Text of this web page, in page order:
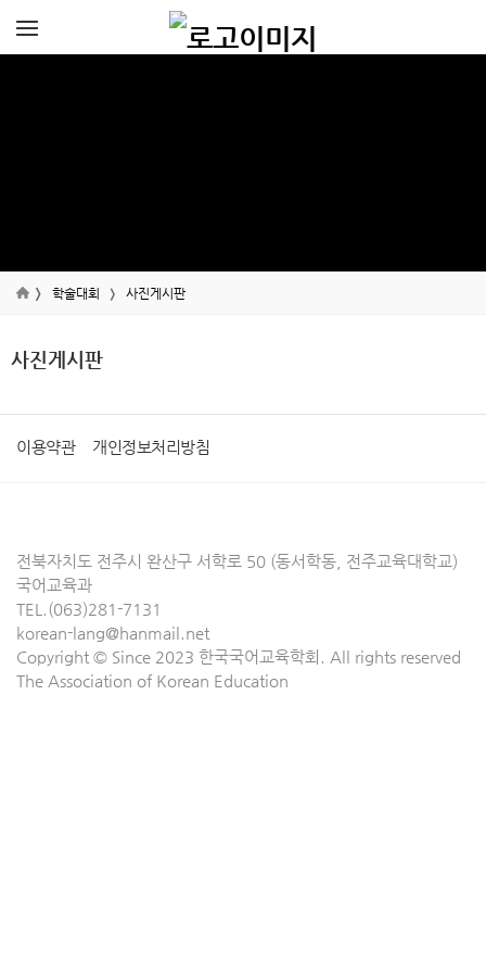
학술대회 사진게시판
사진게시판
이용약관 개인정보처리방침
전북자치도 전주시 완산구 서학로 50 (동서학동, 전주교육대학교)
국어교육과
TEL.(063)281-7131
korean-lang@hanmail.net
Copyright © Since 2023 한국국어교육학회. All rights reserved
The Association of Korean Education